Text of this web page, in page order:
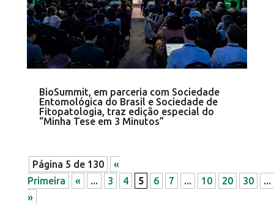
BioSummit, em parceria com Sociedade
Entomológica do Brasil e Sociedade de
Fitopatologia, traz edição especial do
“Minha Tese em 3 Minutos”
Página 5 de 130
«
Primeira
« ... 3 4 5 6 7 ... 10 20 30
...
»